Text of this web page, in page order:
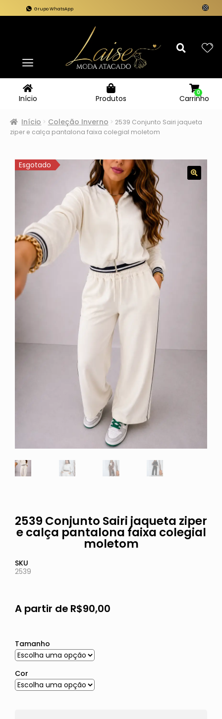
Grupo WhatsApp
Início Produtos Carrinho
0
Início Coleção Inverno
2539 Conjunto Sairi jaqueta
ziper e calça pantalona faixa colegial moletom
Esgotado
2539 Conjunto Sairi jaqueta ziper
e calça pantalona faixa colegial
moletom
SKU
2539
A partir de R$90,00
Tamanho
Cor